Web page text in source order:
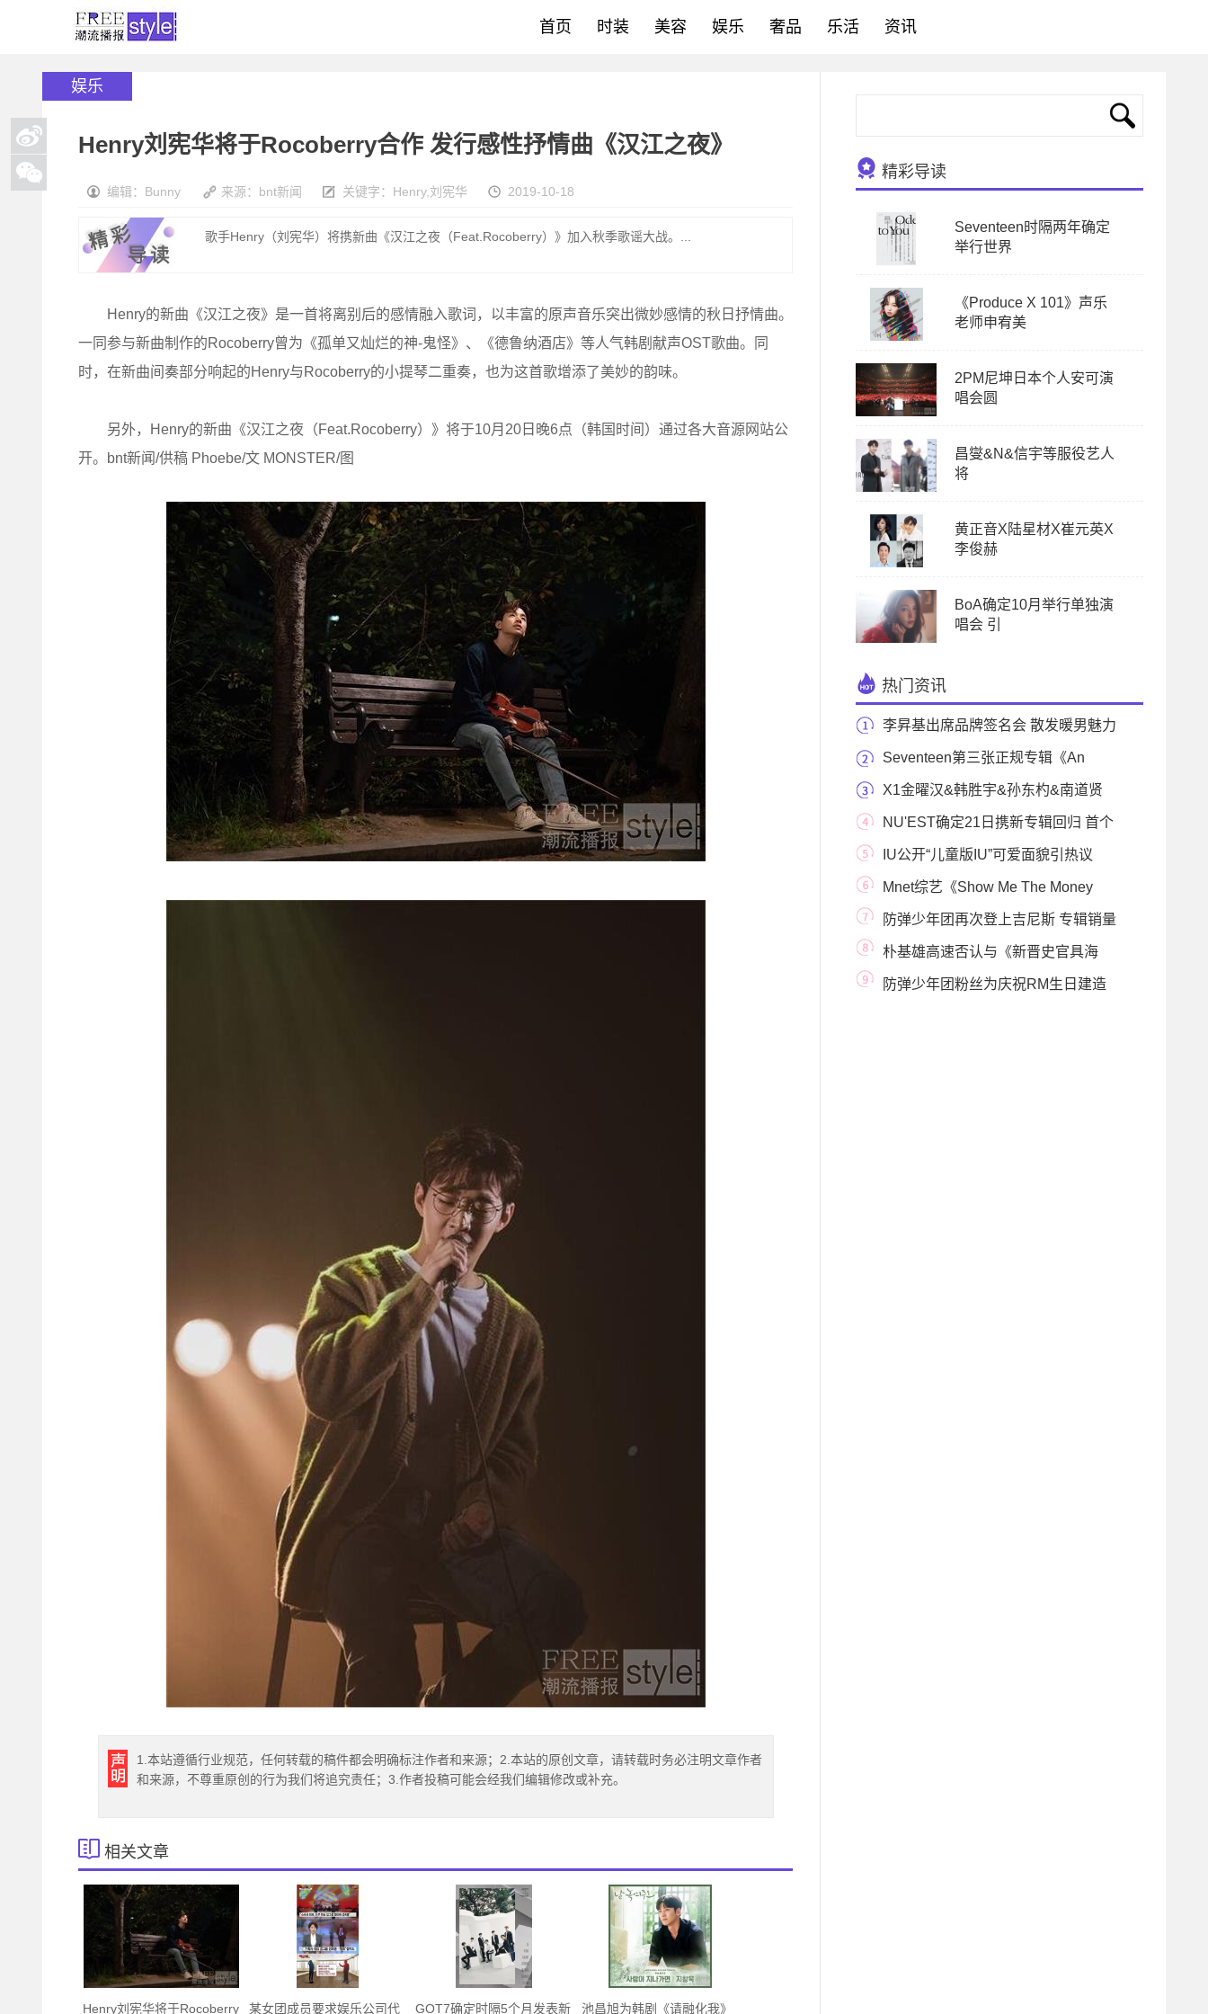
首页 时装 美容 娱乐 奢品 乐活 资讯
娱乐
Henry刘宪华将于Rocoberry合作 发行感性抒情曲《汉江之夜》
编辑：Bunny 来源：bnt新闻 关键字： Henry,刘宪华 2019-10-18
歌手Henry（刘宪华）将携新曲《汉江之夜（Feat.Rocoberry）》加入秋季歌谣大战。...
Henry的新曲《汉江之夜》是一首将离别后的感情融入歌词，以丰富的原声音乐突出微妙感情的秋日抒情曲。
一同参与新曲制作的Rocoberry曾为《孤单又灿烂的神-鬼怪》、《德鲁纳酒店》等人气韩剧献声OST歌曲。同
时，在新曲间奏部分响起的Henry与Rocoberry的小提琴二重奏，也为这首歌增添了美妙的韵味。
另外，Henry的新曲《汉江之夜（Feat.Rocoberry）》将于10月20日晚6点（韩国时间）通过各大音源网站公
开。bnt新闻/供稿 Phoebe/文 MONSTER/图
1.本站遵循行业规范，任何转载的稿件都会明确标注作者和来源；2.本站的原创文章，请转载时务必注明文章作者
和来源，不尊重原创的行为我们将追究责任；3.作者投稿可能会经我们编辑修改或补充。
相关文章
Henry刘宪华将于Rocoberry 某女团成员要求娱乐公司代 GOT7确定时隔5个月发表新 池昌旭为韩剧《请融化我》
精彩导读
Seventeen时隔两年确定
举行世界
《Produce X 101》声乐
老师申宥美
2PM尼坤日本个人安可演
唱会圆
昌燮&N&信宇等服役艺人
将
黄正音X陆星材X崔元英X
李俊赫
BoA确定10月举行单独演
唱会 引
热门资讯
李昇基出席品牌签名会 散发暖男魅力
直击女心Seventeen第三张正规专辑《An
Ode》今日揭开面纱
X1金曜汉&韩胜宇&孙东杓&南道贤
确定出演NU'EST确定21日携新专辑回归 首个
概念预告视频公
IU公开“儿童版IU”可爱面貌引热议
Mnet综艺《Show Me The Money
8》于7月26日首播
防弹少年团再次登上吉尼斯 专辑销量
突破339万张
朴基雄高速否认与《新晋史官具海
玲》PD恋爱传闻
防弹少年团粉丝为庆祝RM生日建造